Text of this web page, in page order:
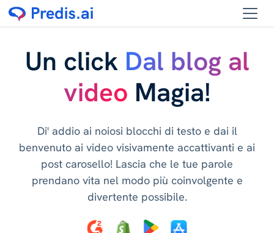
Un click Dal blog al
video Magia!
Di' addio ai noiosi blocchi di testo e dai il
benvenuto ai video visivamente accattivanti e ai
post carosello! Lascia che le tue parole
prendano vita nel modo più coinvolgente e
divertente possibile.